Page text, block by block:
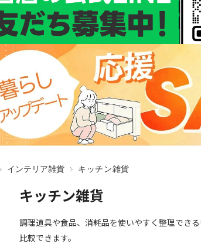
インテリア雑貨 キッチン雑貨
キッチン雑貨
調理道具や食品、消耗品を使いやすく整理でき
比較できます。